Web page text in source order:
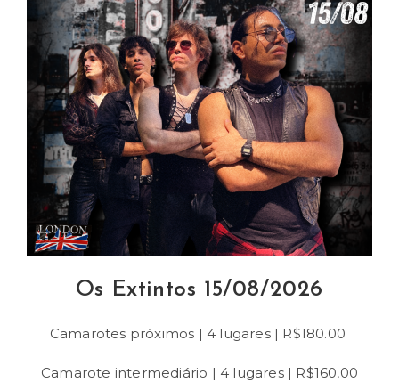
Os Extintos 15/08/2026
Camarotes próximos | 4 lugares | R$180.00
Camarote intermediário | 4 lugares | R$160,00